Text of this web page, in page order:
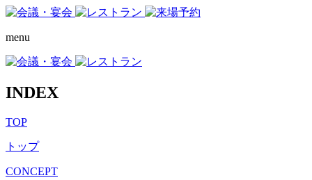
menu
INDEX
TOP
トップ
CONCEPT